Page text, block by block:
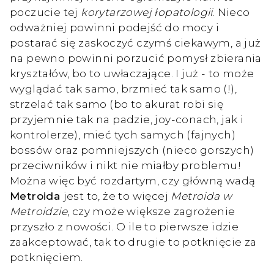
poczucie tej korytarzowej łopatologii. Nieco
odważniej powinni podejść do mocy i
postarać się zaskoczyć czymś ciekawym, a już
na pewno powinni porzucić pomysł zbierania
kryształów, bo to uwłaczające. I już - to może
wyglądać tak samo, brzmieć tak samo (!),
strzelać tak samo (bo to akurat robi się
przyjemnie tak na padzie, joy-conach, jak i
kontrolerze), mieć tych samych (fajnych)
bossów oraz pomniejszych (nieco gorszych)
przeciwników i nikt nie miałby problemu!
Można więc być rozdartym, czy główną wadą
Metroida jest to, że to więcej Metroida w
Metroidzie, czy może większe zagrożenie
przyszło z nowości. O ile to pierwsze idzie
zaakceptować, tak to drugie to potknięcie za
potknięciem.